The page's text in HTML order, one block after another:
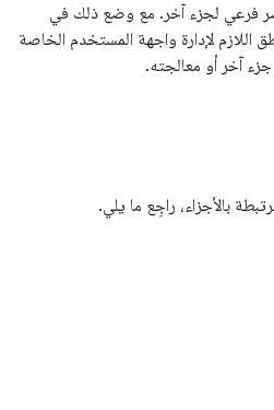
فرعي لجزء آخر. مع وضع ذلك في
اللازم لإدارة واجهة المستخدم الخاصة
آخر أو معالجته.
بالأجزاء، راجِع ما يلي.